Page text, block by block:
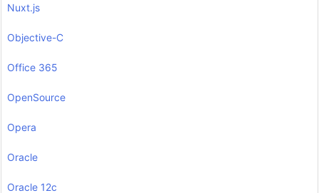
Nuxt.js
Objective-C
Office 365
OpenSource
Opera
Oracle
Oracle 12c